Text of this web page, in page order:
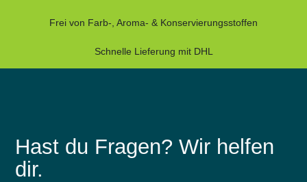
Frei von Farb-, Aroma- & Konservierungsstoffen
Schnelle Lieferung mit DHL
Hast du Fragen? Wir helfen
dir.